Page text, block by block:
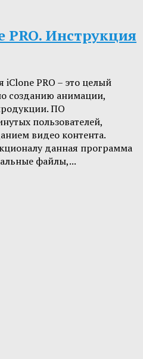
PRO. Инструкция
PRO – это целый
созданию анимации,
ПО
пользователей,
видео контента.
данная программа
файлы,...